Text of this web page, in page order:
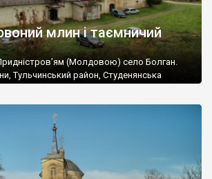
млин і таємничий
(Молдовою) село Болган.
Тульчинський район, Студенянська
із кам’яними хрестами. Всі епітафії, які
кирилицею, церковнослов’янською
ознаками – цвинтар
датуються 19 століттям. У 1924-1940